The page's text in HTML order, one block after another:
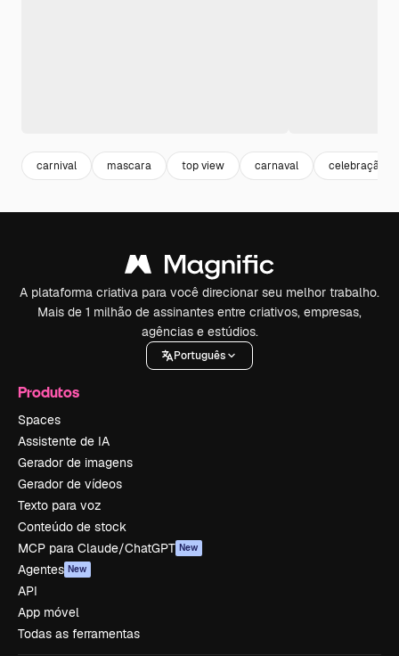
carnival mascara top view carnaval celebração
A plataforma criativa para você direcionar seu melhor trabalho.
Mais de 1 milhão de assinantes entre criativos, empresas,
agências e estúdios.
Português
Produtos
Spaces
Assistente de IA
Gerador de imagens
Gerador de vídeos
Texto para voz
Conteúdo de stock
MCP para Claude/ChatGPT New
Agentes New
API
App móvel
Todas as ferramentas